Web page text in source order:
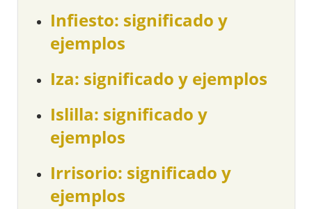
Infiesto: significado y
ejemplos
Iza: significado y ejemplos
Islilla: significado y
ejemplos
Irrisorio: significado y
ejemplos